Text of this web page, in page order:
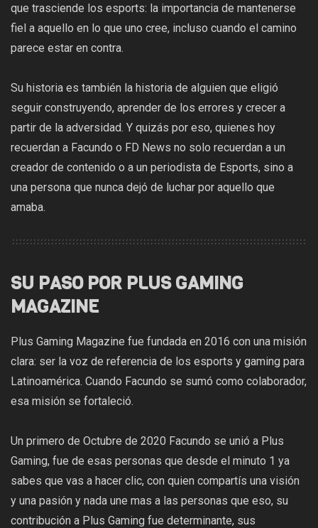
que trasciende los esports: la importancia de mantenerse
fiel a aquello en lo que uno cree, incluso cuando el camino
parece estar en contra.
Su historia es también la historia de alguien que eligió
seguir construyendo, aprender de los errores y crecer a
partir de la adversidad. Y quizás por eso, quienes hoy
recuerdan a Facundo o FD News no solo recuerdan a un
creador de contenido o a un periodista de Esports, sino a
una persona que nunca dejó de luchar por aquello que
amaba.
SU PASO POR PLUS GAMING
MAGAZINE
Plus Gaming Magazine fue fundada en 2016 con una misión
clara: ser la voz de referencia de los esports y gaming para
Latinoamérica. Cuando Facundo se sumó como colaborador,
esa misión se fortaleció.
Un primero de Octubre de 2020 Facundo se unió a Plus
Gaming, fue de esas personas que desde el minuto 1 ya
sabes que vas a hacer clic, con quien compartís una visión
y una pasión y nada une mas a las personas que eso, su
contribución a Plus Gaming fue determinante, sus